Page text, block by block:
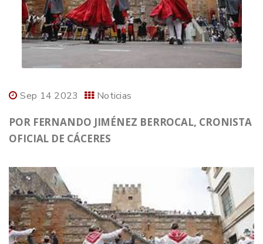
Sep 14 2023 Noticias
POR FERNANDO JIMÉNEZ BERROCAL, CRONISTA
OFICIAL DE CÁCERES